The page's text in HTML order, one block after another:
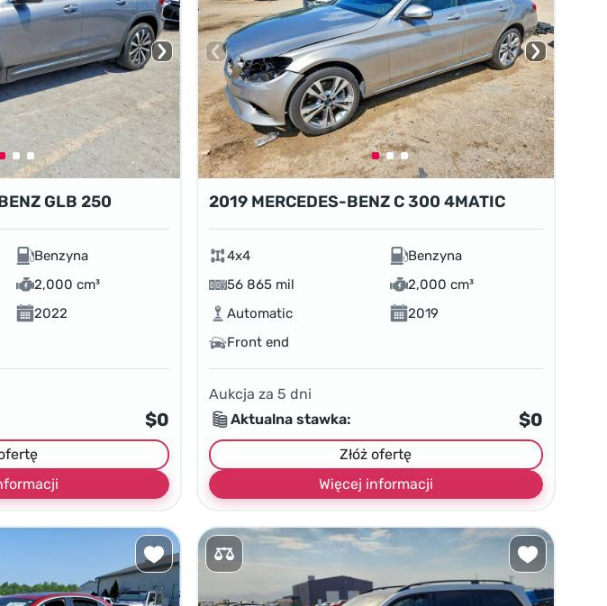
GLB 250
Benzyna
2,000 cm³
2022
$0
2019 MERCEDES-BENZ C 300 4MATIC
4x4
Benzyna
56 865 mil
2,000 cm³
Automatic
2019
Front end
Aukcja za 5 dni
Aktualna stawka:
$0
Złóż ofertę
Więcej informacji